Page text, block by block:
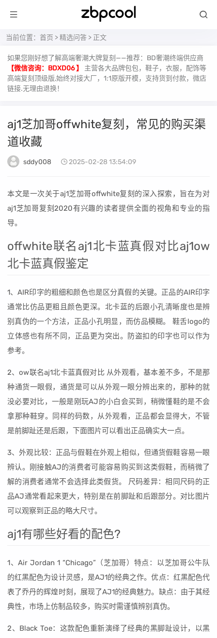
当前位置： 首页 >精选问答 > 正文
如果您刚好想了解高端奢潮大牌复刻——推荐：BD奢潮终端供应商
【微信咨询：BDXD06 】
主营各大品牌包包，鞋子，衣服，配饰等
高端复刻顶级版,始终对接大厂，1:1原版开模，支持货到付款，微店
链接.无理由退换！
aj1芝加哥offwhite复刻，常见的购买渠
道收藏
sddy008 2025-02-28 13:54:09
本文是一次关于aj1芝加哥offwhite复刻的深入探索，旨在为对
aj1芝加哥复刻2020有兴趣的读者提供全面的视角和专业的指
导。
offwhite联名aj1北卡蓝真假对比aj1ow
北卡蓝真假鉴定
1、AIR印字的粗细和颜色也是区分真假的关键。正品的AIR印字
通常比仿品更粗且颜色更深。北卡蓝的后跟小孔清晰度也是辨
别真伪的一个方法，正品小孔明显，而仿品模糊。 鞋舌logo的
立体感也有所不同，正品更为突出。防盗扣的印字也可以作为
参考。
2、ow联名aj1北卡蓝真假对比 从外观看，基本差不多，不是那
种通货一眼假，通货是可以从外观一眼分辨出来的，那种的就
没必要对比，一般是刚玩AJ的小白会买到，稍微懂鞋的是不会
拿那种鞋穿。同样的码数，从外观看，正品都会显得大，不管
是前脚趾还是后跟，下面图片可以看出正品确实大一点。
3、外观比较：正品与假鞋在外观上相似，但通货假鞋容易一眼
辨认。刚接触AJ的消费者可能容易购买到这类假鞋，而稍微了
解的消费者通常不会选择此类假货。 尺码差异：相同尺码的正
品AJ通常看起来更大，特别是在前脚趾和后跟部分。对比图片
可以观察到正品的略大尺寸。
aj1有哪些好看的配色?
1、Air Jordan 1 “Chicago”（芝加哥）特点：以芝加哥公牛队
的红黑配色为设计灵感，是AJ1的经典之作。优点：红黑配色代
表了乔丹的辉煌时刻，展现了AJ1的经典魅力。缺点：由于其经
典性，市场上仿制品较多，购买时需谨慎辨别真伪。
2、Black Toe：这款配色重新演绎了经典的黑脚趾设计，以黑